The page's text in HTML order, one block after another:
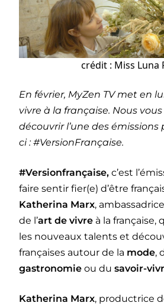
crédit : Miss Luna
En février, MyZen TV met en
vivre à la française. Nous
découvrir l’une des
ci : #VersionFrançaise.
#Versionfrançaise, c’est
faire sentir fier(e) d’être
Katherina Marx,
de l’art de vivre à la française,
les nouveaux talents et
françaises autour de la mode,
gastronomie ou du savoir-
Katherina Marx, productrice